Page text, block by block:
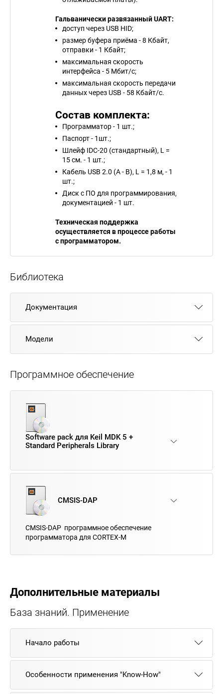
Гальванически развязанный UART:
доступ через USB HID;
размер буфера приёма - 8 Кбайт,
отправки - 1 Кбайт;
максимальная скорость
интерфейса - 5 Мбит/с;
максимальная скорость передачи
данных через USB - 58 Кбайт/с.
Состав комплекта:
Программатор - 1 шт.;
Паспорт - 1шт.;
Шлейф IDC-20 (стандартный), L =
15 см. - 1 шт.;
Кабель USB 2.0 (A - B), L = 1,8 м, - 1
шт.;
Диск с ПО для программирования,
документацией - 1 шт.
Техническая поддержка
осуществляется в процессе работы
с программатором.
Библиотека
Документация
Модели
Программное обеспечение
Software pack для Keil MDK 5 +
Standard Peripherals Library
CMSIS-DAP
CMSIS-DAP программное обеспечение
программатора для CORTEX-M
Дополнительные материалы
База знаний. Применение
Начало работы
Особенности применения "Know-How"